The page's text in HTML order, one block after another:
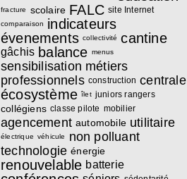
fracture scolaire FALC site Internet
comparaison
indicateurs
évenements collectivité cantine
gâchis balance menus
sensibilisation métiers
professionnels construction centrale
écosystème îlet juniors rangers
collégiens classe pilote mobilier
agencement automobile utilitaire
électrique véhicule
non polluant
technologie énergie
renouvelable batterie